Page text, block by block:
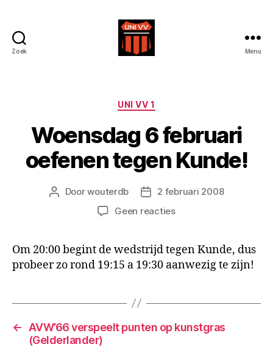
Zoek Menu
Categorieën
UNI VV 1
Woensdag 6 februari
oefenen tegen Kunde!
Berichtauteur
Doorwouterdb Berichtdatum
2 februari 2008
Geen reactiesop
februari
oefenen
Om 20:00 begint de wedstrijd tegen Kunde, dus
probeer zo rond 19:15 a 19:30 aanwezig te zijn!
←
AVW’66 verspeelt punten op kunstgras
(Gelderlander)